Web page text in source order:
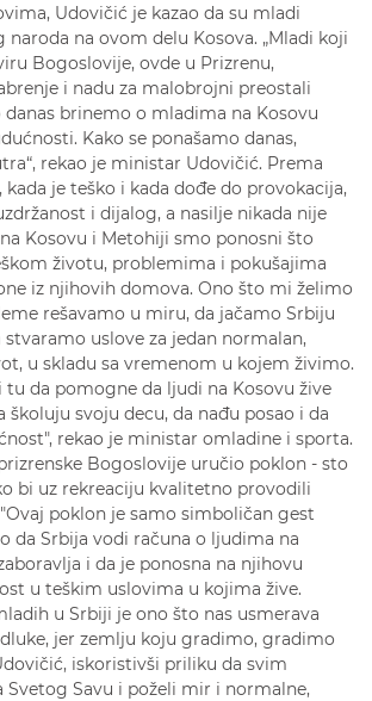
Udovičić je kazao da su mladi
naroda na ovom delu Kosova. „Mladi koji
Bogoslovije, ovde u Prizrenu,
i nadu za malobrojni preostali
danas brinemo o mladima na Kosovu
Kako se ponašamo danas,
rekao je ministar Udovičić. Prema
je teško i kada dođe do provokacija,
i dijalog, a nasilje nikada nije
na Kosovu i Metohiji smo ponosni što
životu, problemima i pokušajima
iz njihovih domova. Ono što mi želimo
rešavamo u miru, da jačamo Srbiju
stvaramo uslove za jedan normalan,
u skladu sa vremenom u kojem živimo.
tu da pomogne da ljudi na Kosovu žive
školuju svoju decu, da nađu posao i da
rekao je ministar omladine i sporta.
Bogoslovije uručio poklon - sto
bi uz rekreaciju kvalitetno provodili
poklon je samo simboličan gest
da Srbija vodi računa o ljudima na
i da je ponosna na njihovu
u teškim uslovima u kojima žive.
u Srbiji je ono što nas usmerava
jer zemlju koju gradimo, gradimo
iskoristivši priliku da svim
Svetog Savu i poželi mir i normalne,